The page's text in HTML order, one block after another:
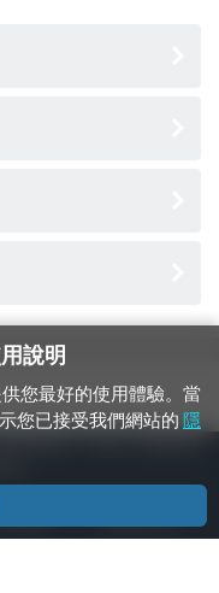
發現軌道、平交道、橋樑及隧
聲明
說明
您最好的使用體驗。當
您已接受我們網站的 隱